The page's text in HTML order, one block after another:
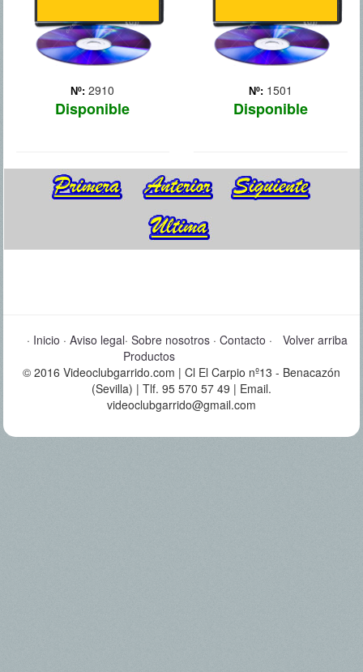
Nº: 2910
Disponible
Nº: 1501
Disponible
Volver arriba
· Inicio · Aviso legal· Sobre nosotros· Contacto ·
Productos
© 2016 Videoclubgarrido.com | Cl El Carpio nº13 - Benacazón
(Sevilla) | Tlf. 95 570 57 49 | Email.
videoclubgarrido@gmail.com